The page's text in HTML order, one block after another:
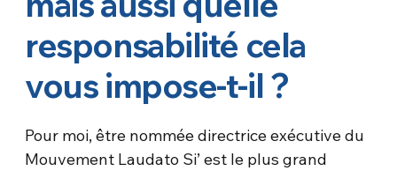
responsabilité cela
vous impose-t-il ?
Pour moi, être nommée directrice exécutive du
Mouvement Laudato Si’ est le plus grand